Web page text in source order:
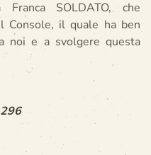
SOLDATO, che
Console, il quale ha ben
noi e a svolgere questa